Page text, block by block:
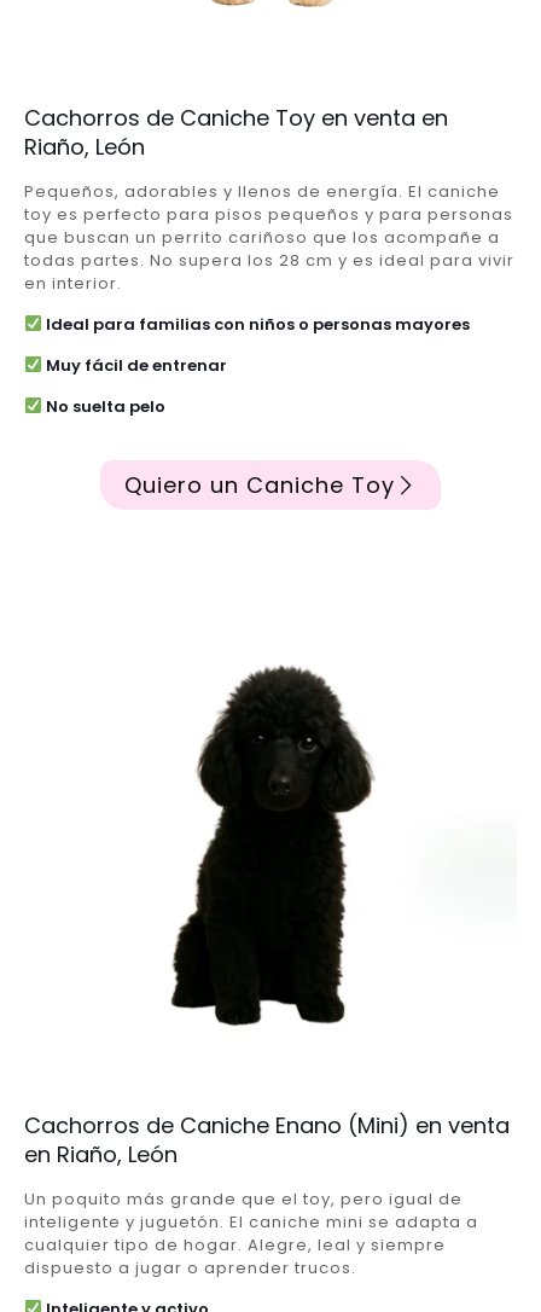
Cachorros de Caniche Toy en venta en
Riaño, León
Pequeños, adorables y llenos de energía. El caniche
toy es perfecto para pisos pequeños y para personas
que buscan un perrito cariñoso que los acompañe a
todas partes. No supera los 28 cm y es ideal para vivir
en interior.
Ideal para familias con niños o personas mayores
Muy fácil de entrenar
No suelta pelo
Quiero un Caniche Toy
Cachorros de Caniche Enano (Mini) en venta
en Riaño, León
Un poquito más grande que el toy, pero igual de
inteligente y juguetón. El caniche mini se adapta a
cualquier tipo de hogar. Alegre, leal y siempre
dispuesto a jugar o aprender trucos.